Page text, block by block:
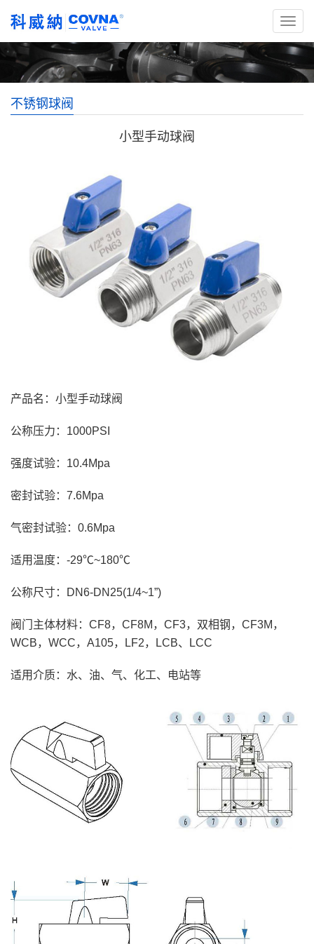
不锈钢球阀
小型手动球阀
产品名：小型手动球阀
公称压力：1000PSI
强度试验：10.4Mpa
密封试验：7.6Mpa
气密封试验：0.6Mpa
适用温度：-29℃~180℃
公称尺寸：DN6-DN25(1/4~1”)
阀门主体材料：CF8，CF8M，CF3，双相钢，CF3M，
WCB，WCC，A105，LF2，LCB、LCC
适用介质：水、油、气、化工、电站等